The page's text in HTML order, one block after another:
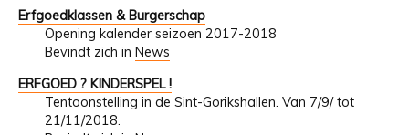
Erfgoedklassen & Burgerschap
Opening kalender seizoen 2017-2018
Bevindt zich in News
ERFGOED ? KINDERSPEL !
Tentoonstelling in de Sint-Gorikshallen. Van 7/9/ tot
21/11/2018.